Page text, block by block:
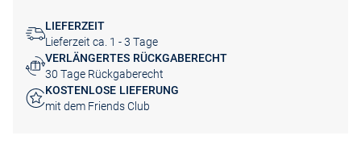
LIEFERZEIT
Lieferzeit ca. 1 - 3 Tage
VERLÄNGERTES RÜCKGABERECHT
30 Tage Rückgaberecht
KOSTENLOSE LIEFERUNG
mit dem Friends Club